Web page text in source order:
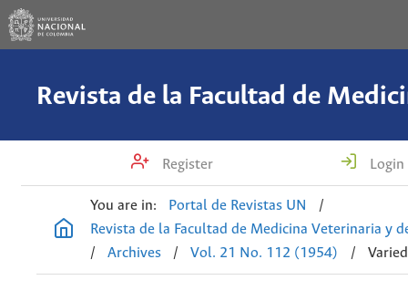
Register Login
You are in: Portal de Revistas UN
/
Revista de la Facultad de Medicina Veterinaria y
/
Archives / Vol. 21 No. 112 (1954) /